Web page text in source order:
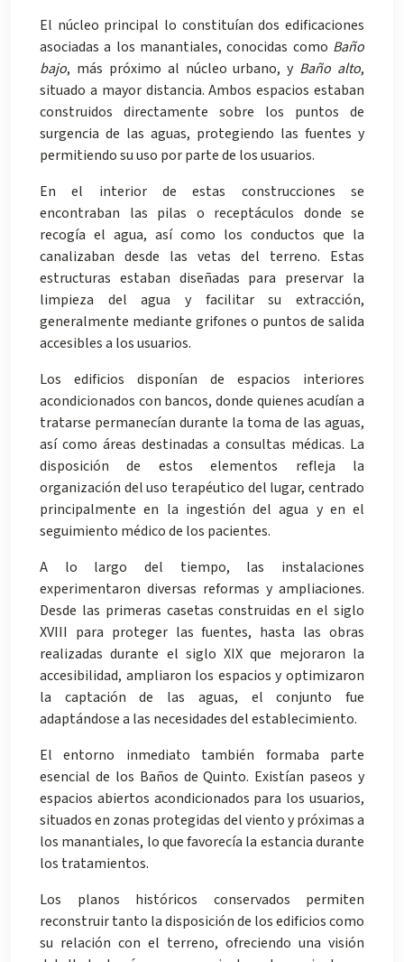
El núcleo principal lo constituían dos edificaciones
asociadas a los manantiales, conocidas como Baño
bajo, más próximo al núcleo urbano, y Baño alto,
situado a mayor distancia. Ambos espacios estaban
construidos directamente sobre los puntos de
surgencia de las aguas, protegiendo las fuentes y
permitiendo su uso por parte de los usuarios.
En el interior de estas construcciones se
encontraban las pilas o receptáculos donde se
recogía el agua, así como los conductos que la
canalizaban desde las vetas del terreno. Estas
estructuras estaban diseñadas para preservar la
limpieza del agua y facilitar su extracción,
generalmente mediante grifones o puntos de salida
accesibles a los usuarios.
Los edificios disponían de espacios interiores
acondicionados con bancos, donde quienes acudían a
tratarse permanecían durante la toma de las aguas,
así como áreas destinadas a consultas médicas. La
disposición de estos elementos refleja la
organización del uso terapéutico del lugar, centrado
principalmente en la ingestión del agua y en el
seguimiento médico de los pacientes.
A lo largo del tiempo, las instalaciones
experimentaron diversas reformas y ampliaciones.
Desde las primeras casetas construidas en el siglo
XVIII para proteger las fuentes, hasta las obras
realizadas durante el siglo XIX que mejoraron la
accesibilidad, ampliaron los espacios y optimizaron
la captación de las aguas, el conjunto fue
adaptándose a las necesidades del establecimiento.
El entorno inmediato también formaba parte
esencial de los Baños de Quinto. Existían paseos y
espacios abiertos acondicionados para los usuarios,
situados en zonas protegidas del viento y próximas a
los manantiales, lo que favorecía la estancia durante
los tratamientos.
Los planos históricos conservados permiten
reconstruir tanto la disposición de los edificios como
su relación con el terreno, ofreciendo una visión